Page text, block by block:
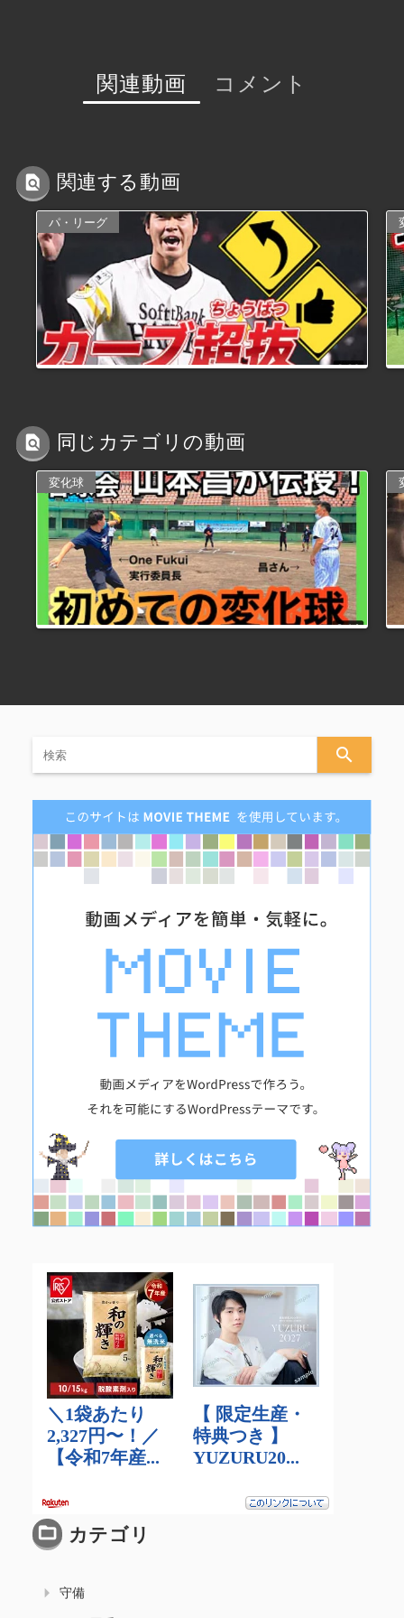
関連動画 コメント
関連する動画
パ・リーグ
同じカテゴリの動画
変化球
search
カテゴリ
守備